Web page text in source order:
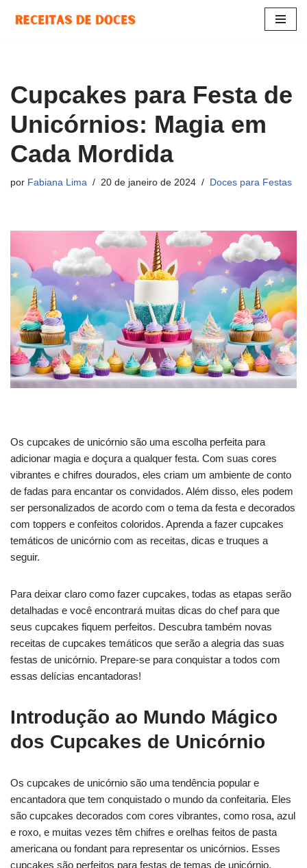
conteúdo
Cupcakes para Festa de
Unicórnios: Magia em
Cada Mordida
por Fabiana Lima 20 de janeiro de 2024 Doces para Festas
Os cupcakes de unicórnio são uma escolha perfeita para
adicionar magia e doçura a qualquer festa. Com suas cores
vibrantes e chifres dourados, eles criam um ambiente de conto
de fadas para encantar os convidados. Além disso, eles podem
ser personalizados de acordo com o tema da festa e decorados
com toppers e confeitos coloridos. Aprenda a fazer cupcakes
temáticos de unicórnio com as receitas, dicas e truques a
seguir.
Para deixar claro como fazer cupcakes, todas as etapas serão
detalhadas e você encontrará muitas dicas do chef para que
seus cupcakes fiquem perfeitos. Descubra também novas
receitas de cupcakes temáticos que serão a alegria das suas
festas de unicórnio. Prepare-se para conquistar a todos com
essas delícias encantadoras!
Introdução ao Mundo Mágico
dos Cupcakes de Unicórnio
Os cupcakes de unicórnio são uma tendência popular e
encantadora que tem conquistado o mundo da confeitaria. Eles
são cupcakes decorados com cores vibrantes, como rosa, azul
e roxo, e muitas vezes têm chifres e orelhas feitos de pasta
americana ou fondant para representar os unicórnios. Esses
cupcakes são perfeitos para festas de temas de unicórnio,